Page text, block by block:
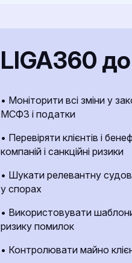
LIGA360
• Моніторити всі зміни у
МСФЗ і податки
• Перевіряти клієнтів і
компаній і санкційні ризики
• Шукати релевантну
у спорах
• Використовувати шаблони
ризику помилок
• Контролювати майно